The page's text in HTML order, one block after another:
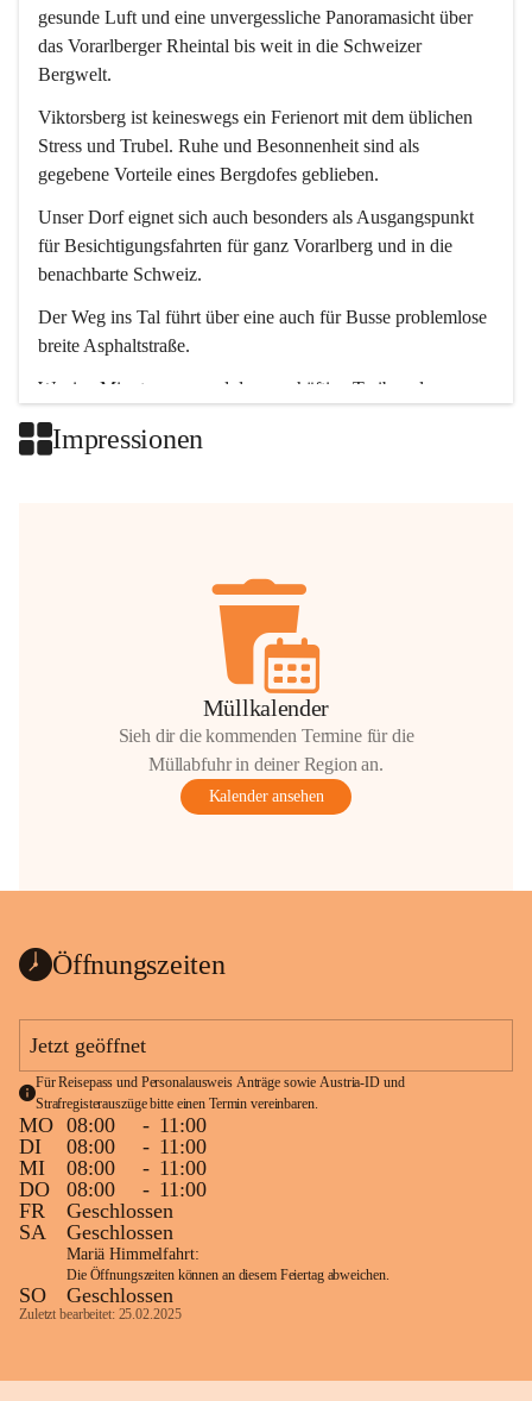
gesunde Luft und eine unvergessliche Panoramasicht über
das Vorarlberger Rheintal bis weit in die Schweizer
Bergwelt.
Viktorsberg ist keineswegs ein Ferienort mit dem üblichen
Stress und Trubel. Ruhe und Besonnenheit sind als
gegebene Vorteile eines Bergdofes geblieben.
Unser Dorf eignet sich auch besonders als Ausgangspunkt
für Besichtigungsfahrten für ganz Vorarlberg und in die
benachbarte Schweiz.
Der Weg ins Tal führt über eine auch für Busse problemlose
breite Asphaltstraße.
Wenige Minuten nur, und das geschäftige Treiben der
Impressionen
Müllkalender
Sieh dir die kommenden Termine für die
Müllabfuhr in deiner Region an.
Kalender ansehen
Öffnungszeiten
Jetzt geöffnet
Für Reisepass und Personalausweis Anträge sowie Austria-ID und
Strafregisterauszüge bitte einen Termin vereinbaren.
MO 08:00 - 11:00
DI
08:00 - 11:00
MI
08:00 - 11:00
DO
08:00 - 11:00
FR
Geschlossen
SA
Geschlossen
Mariä Himmelfahrt:
Die Öffnungszeiten können an diesem Feiertag abweichen.
SO Geschlossen
Zuletzt bearbeitet: 25.02.2025